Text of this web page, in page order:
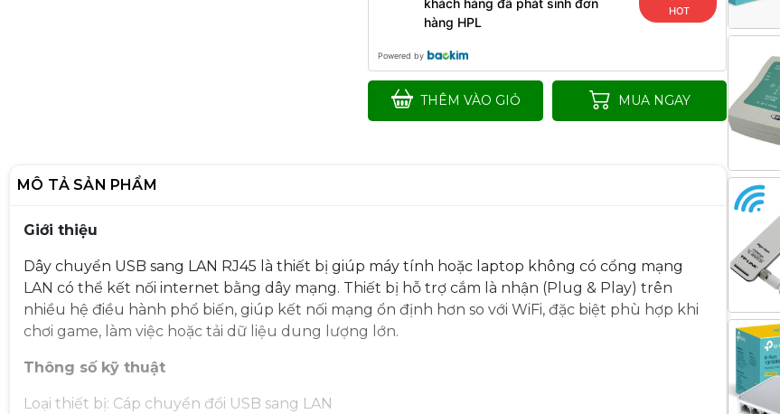
khách hàng đã phát sinh đơn
hàng HPL
HOT
Powered by
THÊM VÀO GIỎ MUA NGAY
MÔ TẢ SẢN PHẨM
Giới thiệu
Dây chuyển USB sang LAN RJ45 là thiết bị giúp máy tính hoặc laptop không có cổng mạng
LAN có thể kết nối internet bằng dây mạng. Thiết bị hỗ trợ cắm là nhận (Plug & Play) trên
nhiều hệ điều hành phổ biến, giúp kết nối mạng ổn định hơn so với WiFi, đặc biệt phù hợp khi
chơi game, làm việc hoặc tải dữ liệu dung lượng lớn.
Thông số kỹ thuật
Loại thiết bị: Cáp chuyển đổi USB sang LAN